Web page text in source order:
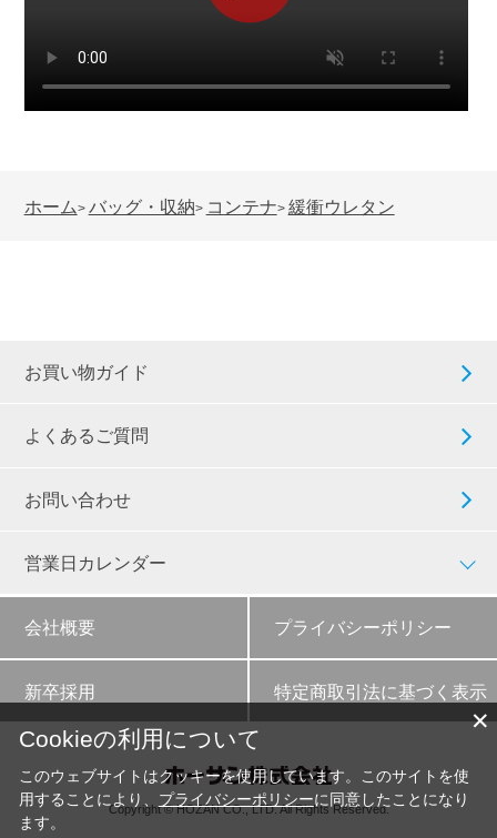
ホーム> バッグ・収納> コンテナ> 緩衝ウレタン
お買い物ガイド
よくあるご質問
お問い合わせ
営業日カレンダー
会社概要 プライバシーポリシー
新卒採用 特定商取引法に基づく表示
Copyright © HOZAN CO., LTD. All Rights Reserved.
✕
Cookieの利用について
このウェブサイトはクッキーを使用しています。このサイトを使
用することにより、 プライバシーポリシーに同意したことになり
ます。